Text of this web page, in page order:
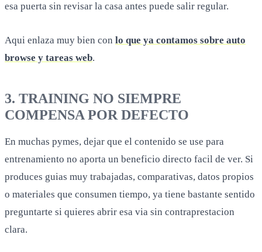
esa puerta sin revisar la casa antes puede salir regular.
Aqui enlaza muy bien con lo que ya contamos sobre auto
browse y tareas web.
3. TRAINING NO SIEMPRE
COMPENSA POR DEFECTO
En muchas pymes, dejar que el contenido se use para
entrenamiento no aporta un beneficio directo facil de ver. Si
produces guias muy trabajadas, comparativas, datos propios
o materiales que consumen tiempo, ya tiene bastante sentido
preguntarte si quieres abrir esa via sin contraprestacion
clara.